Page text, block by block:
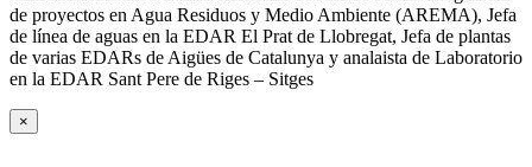
de proyectos en Agua Residuos y Medio Ambiente (AREMA), Jefa
de línea de aguas en la EDAR El Prat de Llobregat, Jefa de plantas
de varias EDARs de Aigües de Catalunya y analaista de Laboratorio
en la EDAR Sant Pere de Riges – Sitges
×